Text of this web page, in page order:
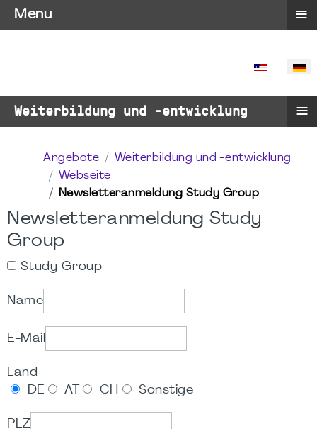
SPRACHE
Weiterbildung und -entwicklung ≡
Angebote
Weiterbildung und -entwicklung
Webseite
Newsletteranmeldung Study Group
Newsletteranmeldung Study
Group
Study Group
Name
E-Mail
Land
DE
AT CH Sonstige
PLZ
Menu ≡